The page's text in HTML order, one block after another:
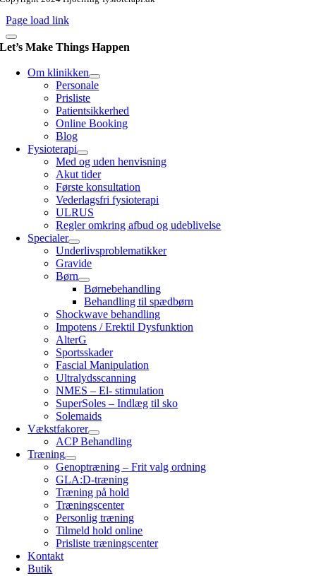
Page load link
Let’s Make Things Happen
Om klinikken
Personale
Prisliste
Patientsikkerhed
Online Booking
Blog
Fysioterapi
Med og uden henvisning
Akut tider
Første konsultation
Vederlagsfri fysioterapi
ULRUS
Regler omkring afbud og udeblivelse
Specialer
Underlivsproblematikker
Gravide
Børn
Børnebehandling
Behandling til spædbørn
Shockwave behandling
Impotens / Erektil Dysfunktion
AlterG
Sportsskader
Fascial Manipulation
Ultralydsscanning
NMES – El- stimulation
SuperSoles – Indlæg til sko
Solemaids
Vækstfakorer
ACP Behandling
Træning
Genoptræning – Frit valg ordning
GLA:D-træning
Træning på hold
Træningscenter
Personlig træning
Tilmeld hold online
Prisliste træningscenter
Kontakt
Butik